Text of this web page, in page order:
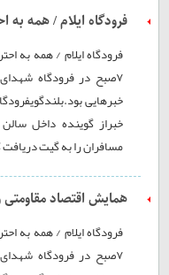
فرودگاه ایلام / همه به
۷صبح در فرودگاه شهدای
خبرهایی
خبراز گوینده داخل
مسافران را به گیت دریافت
همایش اقتصاد مقاومتی
۷صبح در فرودگاه شهدای